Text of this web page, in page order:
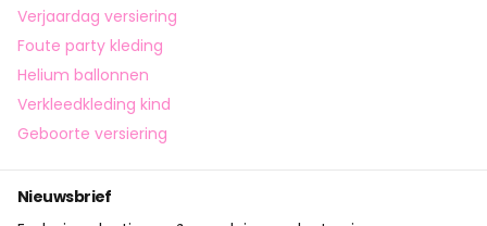
Verjaardag versiering
Foute party kleding
Helium ballonnen
Verkleedkleding kind
Geboorte versiering
Nieuwsbrief